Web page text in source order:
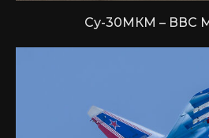
Су-30МКМ – ВВС